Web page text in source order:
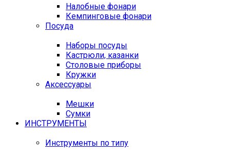
Налобные фонари
Кемпинговые фонари
Посуда
Наборы посуды
Кастрюли, казанки
Столовые приборы
Кружки
Аксессуары
Мешки
Сумки
ИНСТРУМЕНТЫ
Инструменты по типу